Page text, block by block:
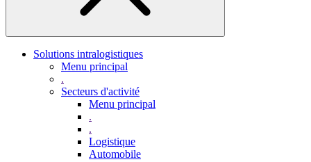
Solutions intralogistiques
Menu principal
.
Secteurs d'activité
Menu principal
.
.
Logistique
Automobile